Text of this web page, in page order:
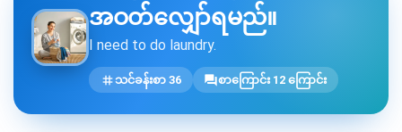
အဝတ်လျှော်ရမည်။
I need to do laundry.
tagသင်ခန်းစာ 36 forumစာကြောင်း 12 ကြောင်း